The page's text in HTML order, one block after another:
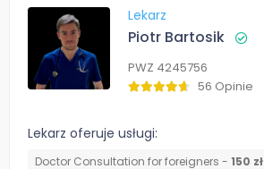
Lekarz
Piotr Bartosik
PWZ 4245756
56 Opinie
Lekarz oferuje usługi:
Doctor Consultation for foreigners - 150 zł